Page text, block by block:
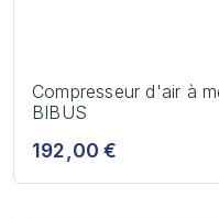
Compresseur d'air à
BIBUS
192,00 €